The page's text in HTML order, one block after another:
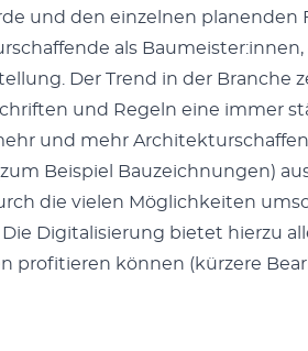
und den einzel­nen pla­nen­den
als
Der Trend in der Branche
und Regeln eine immer
und mehr
Beispiel Bauze­ich­nun­gen)
die vie­len Möglichkeit­en
Dig­i­tal­isierung bietet hierzu
prof­i­tieren kön­nen (kürzere